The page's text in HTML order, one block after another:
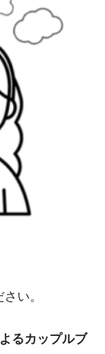
い。
るカップルブ